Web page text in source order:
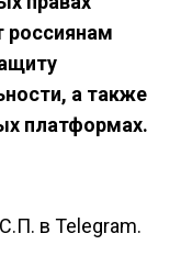
россиянам
а также
платформах.
в Telegram.